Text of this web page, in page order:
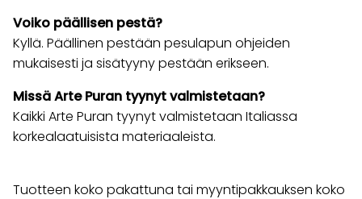
Voiko päällisen pestä?
Kyllä. Päällinen pestään pesulapun ohjeiden
mukaisesti ja sisätyyny pestään erikseen.
Missä Arte Puran tyynyt valmistetaan?
Kaikki Arte Puran tyynyt valmistetaan Italiassa
korkealaatuisista materiaaleista.
Tuotteen koko pakattuna tai myyntipakkauksen koko